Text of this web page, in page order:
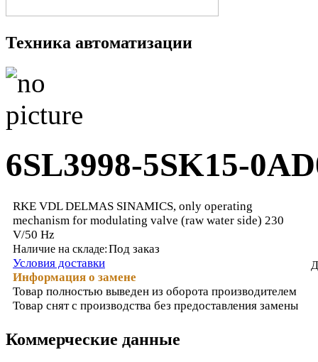
Техника автоматизации
6SL3998-5SK15-
RKE VDL DELMAS SINAMICS, only operating
mechanism for modulating valve (raw water side) 230
V/50 Hz
Наличие на складе:Под заказ
Условия доставки
Информация о замене
Товар полностью выведен из оборота производителем
Товар снят с производства без предоставления замены
Коммерческие данные